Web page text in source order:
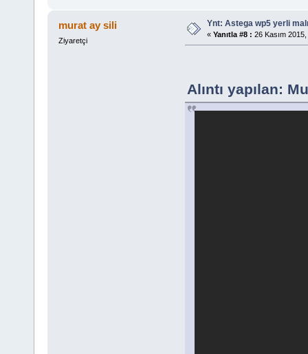
murat ay sili
Ziyaretçi
Ynt: Astega wp5 yerli
« Yanıtla #8 : 26 Kasım
Alıntı yapılan: